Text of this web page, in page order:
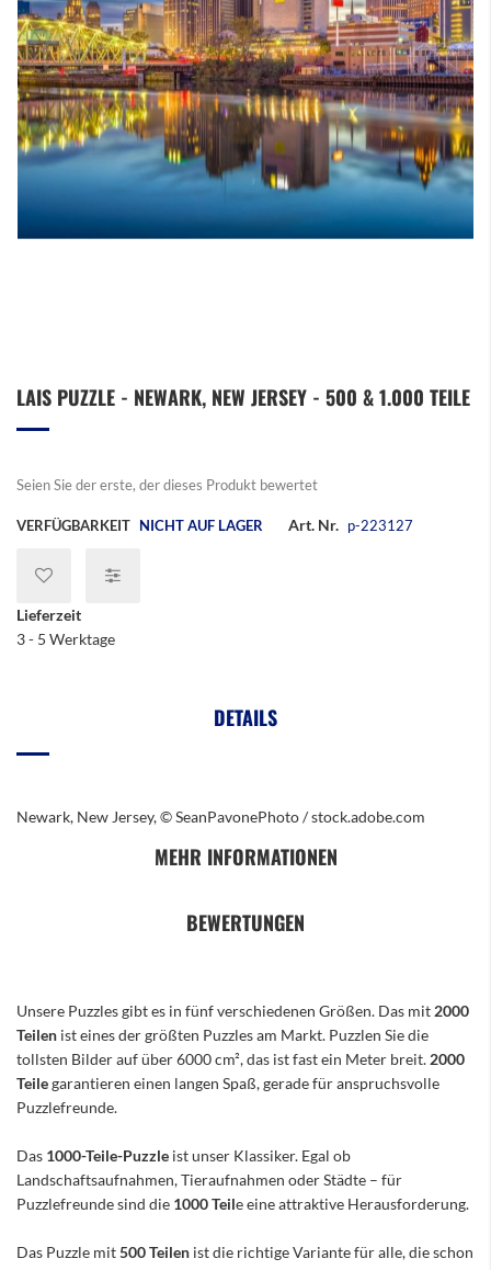
Anfang
LAIS PUZZLE - NEWARK, NEW JERSEY - 500 & 1.000 TEILE
Seien Sie der erste, der dieses Produkt bewertet
VERFÜGBARKEIT NICHT AUF LAGER Art. Nr. p-223127
Lieferzeit
3 - 5 Werktage
DETAILS
Newark, New Jersey, © SeanPavonePhoto / stock.adobe.com
MEHR INFORMATIONEN
BEWERTUNGEN
Unsere Puzzles gibt es in fünf verschiedenen Größen. Das mit 2000
Teilen ist eines der größten Puzzles am Markt. Puzzlen Sie die
tollsten Bilder auf über 6000 cm², das ist fast ein Meter breit. 2000
Teilegarantieren einen langen Spaß, gerade für anspruchsvolle
Puzzlefreunde.
Das 1000-Teile-Puzzle ist unser Klassiker. Egal ob
Landschaftsaufnahmen, Tieraufnahmen oder Städte – für
Puzzlefreunde sind die 1000 Teile eine attraktive Herausforderung.
Das Puzzle mit500 Teilen ist die richtige Variante für alle, die schon